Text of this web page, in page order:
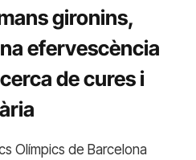
gironins,
efervescència
de cures i
Olímpics de Barcelona